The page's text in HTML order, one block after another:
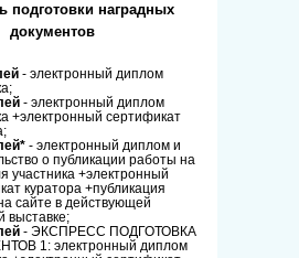
- электронный диплом
- электронный диплом
+электронный сертификат
- электронный диплом и
о публикации работы на
участника +электронный
куратора +публикация
сайте в действующей
выставке;
- ЭКСПРЕСС ПОДГОТОВКА
1: электронный диплом
подготовки наградных
документов